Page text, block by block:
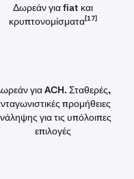
Δωρεάν για fiat και
κρυπτονομίσματα[17]
για ACH. Σταθερές,
προμήθειες
για τις υπόλοιπες
επιλογές